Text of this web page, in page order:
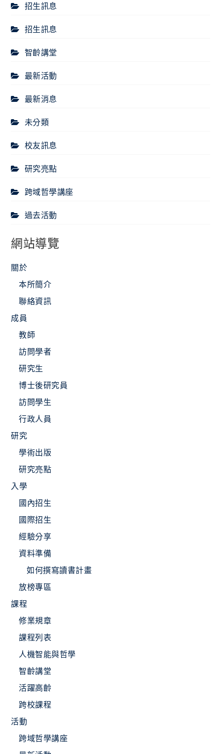
招生訊息
招生訊息
智齡講堂
最新活動
最新消息
未分類
校友訊息
研究亮點
跨域哲學講座
過去活動
網站導覽
關於
本所簡介
聯絡資訊
成員
教師
訪問學者
研究生
博士後研究員
訪問學生
行政人員
研究
學術出版
研究亮點
入學
國內招生
國際招生
經驗分享
資料準備
如何撰寫讀書計畫
放榜專區
課程
修業規章
課程列表
人機智能與哲學
智齡講堂
活躍高齡
跨校課程
活動
跨域哲學講座